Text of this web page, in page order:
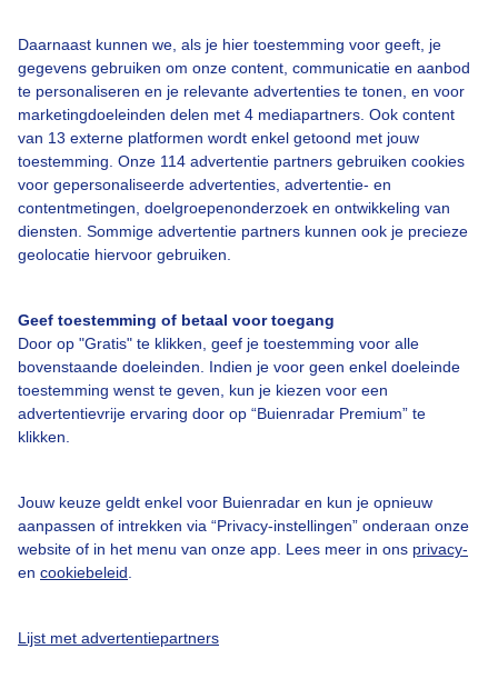
Daarnaast kunnen we, als je hier toestemming voor geeft, je
gegevens gebruiken om onze content, communicatie en aanbod
te personaliseren en je relevante advertenties te tonen, en voor
marketingdoeleinden delen met 4 mediapartners. Ook content
van 13 externe platformen wordt enkel getoond met jouw
toestemming. Onze 114 advertentie partners gebruiken cookies
voor gepersonaliseerde advertenties, advertentie- en
contentmetingen, doelgroepenonderzoek en ontwikkeling van
diensten. Sommige advertentie partners kunnen ook je precieze
geolocatie hiervoor gebruiken.
Geef toestemming of betaal voor toegang
Door op "Gratis" te klikken, geef je toestemming voor alle
bovenstaande doeleinden. Indien je voor geen enkel doeleinde
toestemming wenst te geven, kun je kiezen voor een
advertentievrije ervaring door op “Buienradar Premium” te
klikken.
Jouw keuze geldt enkel voor Buienradar en kun je opnieuw
aanpassen of intrekken via “Privacy-instellingen” onderaan onze
website of in het menu van onze app. Lees meer in ons privacy-
en cookiebeleid
Lijst met advertentiepartners
Over Buienradar
Bedrijfsgegevens
Veelgestelde vragen
Toegankelijkheid
Gebruikersvoorwaarden
Adverteren
Buienradar Team
Cookie beleid
Privacy instellingen
Gratis weerdata
@BuienradarNL